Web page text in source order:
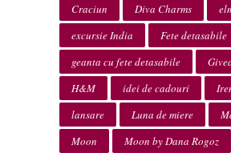
Craciun
Diva Charms
excursie India
Fete detasabile
geanta cu fete detasabile
H&M
idei de cadouri
lansare
Luna de miere
Moon
Moon by Dana Rogoz